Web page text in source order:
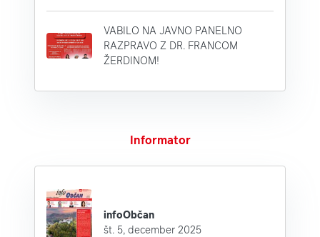
VABILO NA JAVNO PANELNO
RAZPRAVO Z DR. FRANCOM
ŽERDINOM!
Informator
infoObčan
št. 5, december 2025